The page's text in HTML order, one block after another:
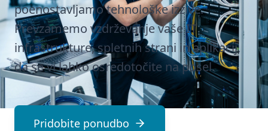
poenostavljamo tehnološke izzive.
Prevzamemo vzdrževanje vaše IT
infrastrukture, spletnih strani in aplikacij,
da se vi lahko osredotočite na posel.
Pridobite ponudbo